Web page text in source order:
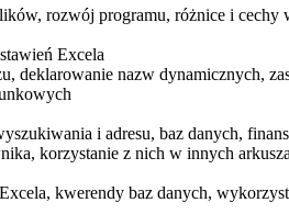
rozwój programu, różnice i
Excela
deklarowanie nazw dynamicznych,
i adresu, baz danych,
korzystanie z nich w innych
kwerendy baz danych,